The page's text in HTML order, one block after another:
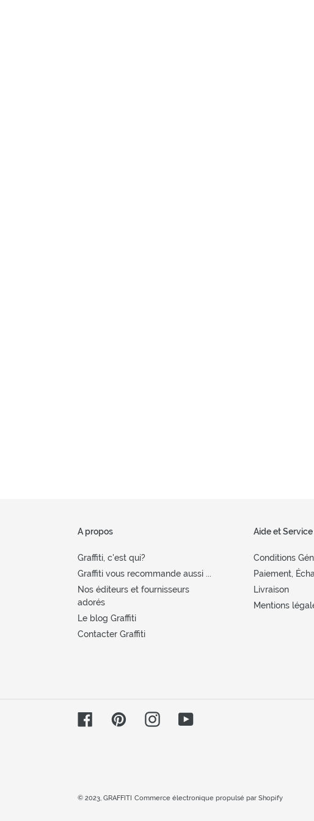
A propos
Graffiti, c'est qui?
Graffiti vous recommande aussi ...
Nos éditeurs et fournisseurs
adorés
Le blog Graffiti
Contacter Graffiti
Aide et
Conditions
Paiement,
Livraison
Mentions
FacebookPinterestInstagramYouTube
© 2023, GRAFFITI Commerce électronique propulsé par Shopify